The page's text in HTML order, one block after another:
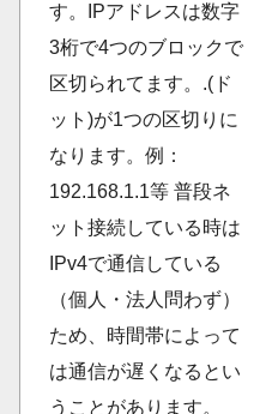
す。IPアドレスは数字
3桁で4つのブロックで
区切られてます。.(ド
ット)が1つの区切りに
なります。例：
192.168.1.1等 普段ネ
ット接続している時は
IPv4で通信している
（個人・法人問わず）
ため、時間帯によって
は通信が遅くなるとい
うことがあります。